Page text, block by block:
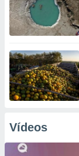
Vídeos